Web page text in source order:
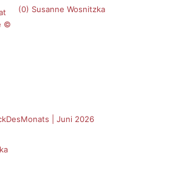
(0) Susanne Wosnitzka
| Juni 2026